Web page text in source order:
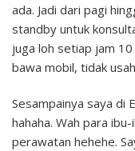
ada. Jadi dari pagi
standby untuk
juga loh setiap jam
bawa mobil, tidak
Sesampainya saya di
hahaha. Wah para
perawatan hehehe.